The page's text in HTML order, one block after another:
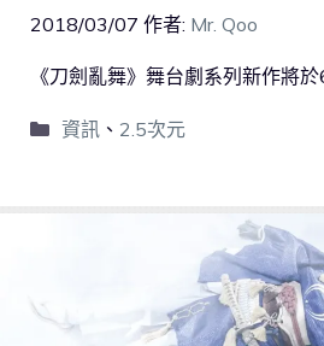
2018/03/07 作者: Mr. Qoo
《刀劍亂舞》舞台劇系列新作將
資訊、 2.5次元